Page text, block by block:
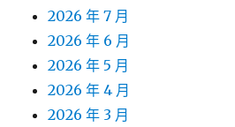
2026 年 7 月
2026 年 6 月
2026 年 5 月
2026 年 4 月
2026 年 3 月